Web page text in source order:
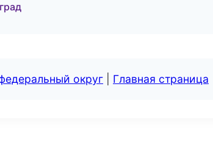
округ Главная страница